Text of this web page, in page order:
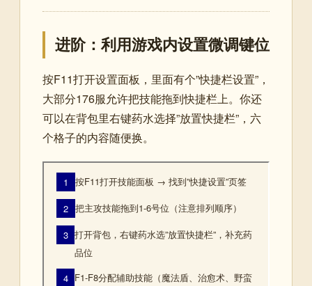
进阶：利用游戏内设置微调键位
按F11打开设置面板，里面有个”快捷栏设置”，
大部分176服允许把技能拖到快捷栏上。你还
可以在背包里右键药水选择”放置快捷栏”，六
个格子的内容随便换。
1 按F11打开技能面板 → 找到”快捷设置”页签
2 把主攻技能拖到1-6号位（注意排列顺序）
3 打开背包，右键药水选”放置快捷栏”，补充药
品位
4 F1-F8分配辅助技能（魔法盾、治愈术、野蛮